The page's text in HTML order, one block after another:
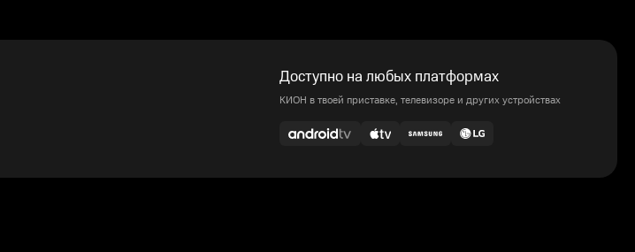
Доступно на любых платформах
КИОН в твоей приставке, телевизоре и других устройствах